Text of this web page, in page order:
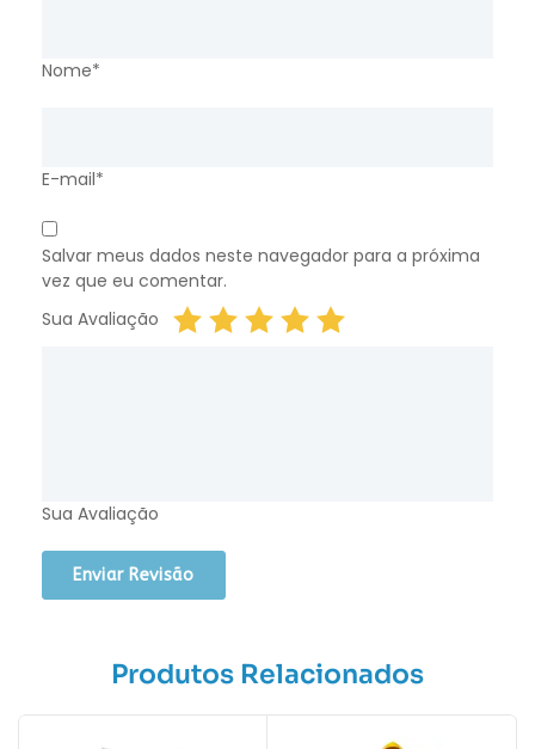
Nome*
E-mail*
Salvar meus dados neste navegador para a próxima
vez que eu comentar.
Sua Avaliação
Sua Avaliação
Produtos Relacionados